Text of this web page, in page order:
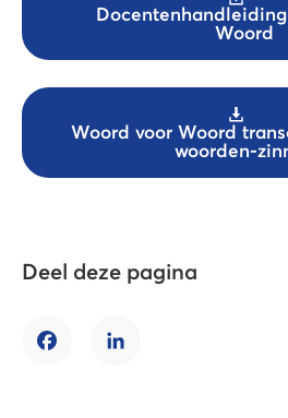
Woord
Woord voor Woord
woorden-
Deel deze pagina
FacebookLinkedIn